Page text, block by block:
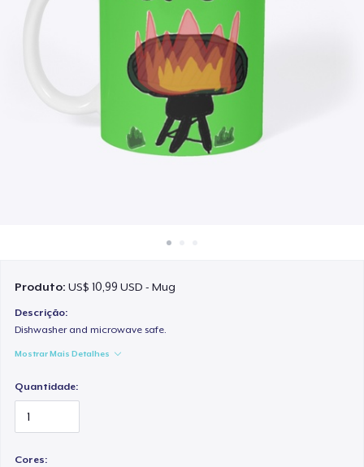
Venda em todo lugar
Venda qualquer coisa
Produto:US$ 10,99 USD - Mug
Descrição:
Dishwasher and microwave safe.
Mostrar Mais Detalhes
Quantidade:
Cores: